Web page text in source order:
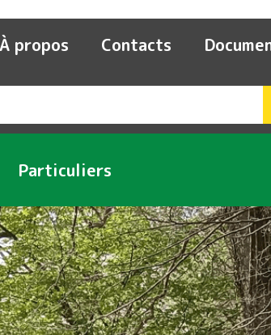
À propos Contacts
Particuliers